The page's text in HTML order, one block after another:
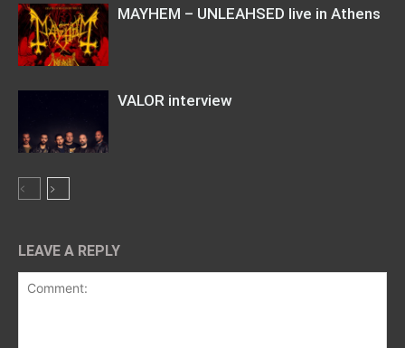
MAYHEM – UNLEAHSED live in Athens
VALOR interview
LEAVE A REPLY